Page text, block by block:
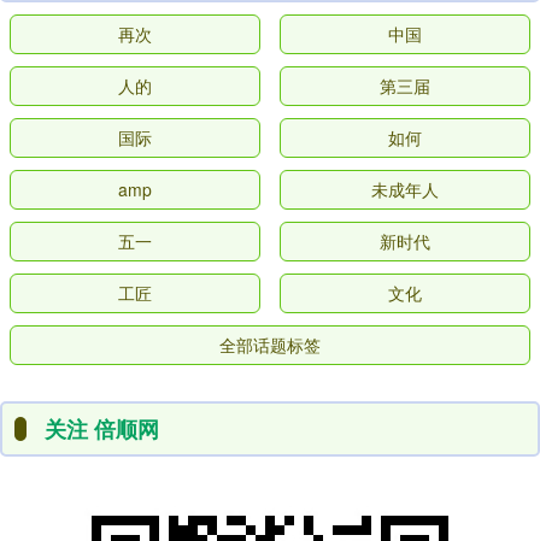
再次 中国
人的 第三届
国际 如何
amp 未成年人
五一 新时代
工匠 文化
全部话题标签
关注 倍顺网